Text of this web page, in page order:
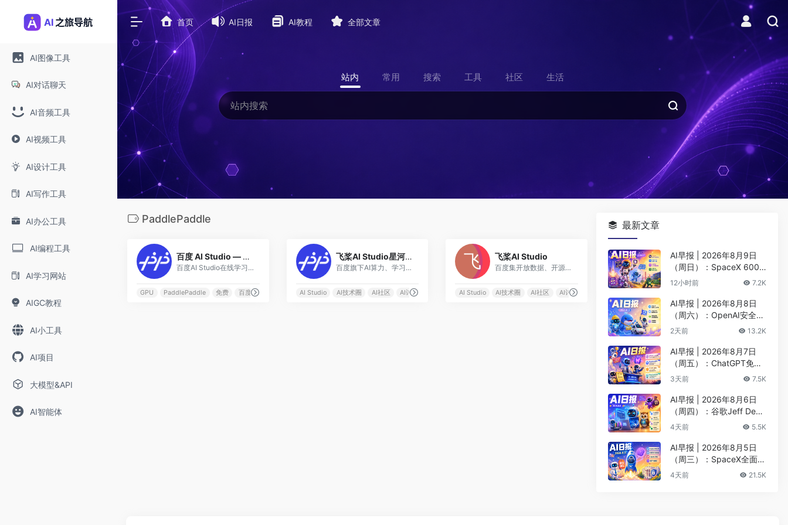
AI图像工具
AI对话聊天
AI音频工具
AI视频工具
AI设计工具
AI写作工具
AI办公工具
AI编程工具
AI学习网站
AIGC教程
AI小工具
AI项目
大模型&API
AI智能体
首页 AI日报 AI教程 全部文章
站内 常用 搜索 工具 社区 生活
PaddlePaddle
百度 AI Studio — 飞桨实训平台课程中心
百度AI Studio在线学习与实践平台，内置大量免费AI课程、Notebook项目和免费GPU算力，国内最大AI学习社区之一。
GPU PaddlePaddle 免费 百度
飞桨AI Studio星河社区
百度旗下AI算力、学习和实训平台
AI Studio AI技术圈 AI社区 AI讨论区
飞桨AI Studio
百度集开放数据、开源算法、免费算力三位一体，为开发者提供高效学习和开发环境、高价值高奖金竞赛项目，支撑高校老师轻松实现AI教学，并助力开发者学习交流，加速落地AI业务场景
AI Studio AI技术圈 AI社区 AI讨论区
最新文章
AI早报 | 2026年8月9日
（周日）：SpaceX 600
亿美元收购Cursor最快下
遭突破
12小时前 7.2K
AI早报 | 2026年8月8日
（周六）：OpenAI安全评
估暂停Astra开发、DeepS
资
2天前 13.2K
AI早报 | 2026年8月7日
（周五）：ChatGPT免费
版升级GPT-5.6 Luna无限
萨比斯卸任CEO
3天前 7.5K
AI早报 | 2026年8月6日
（周四）：谷歌Jeff Dean
创办AI科学公司、Meta发
4天前 5.5K
AI早报 | 2026年8月5日
（周三）：SpaceX全面押
注英伟达布局太空AI、四
4天前 21.5K